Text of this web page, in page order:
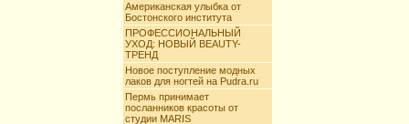
Американская улыбка от
Бостонского института
ПРОФЕССИОНАЛЬНЫЙ
УХОД: НОВЫЙ BEAUTY-
ТРЕНД
Новое поступление модных
лаков для ногтей на Pudra.ru
Пермь принимает
посланников красоты от
студии MARIS